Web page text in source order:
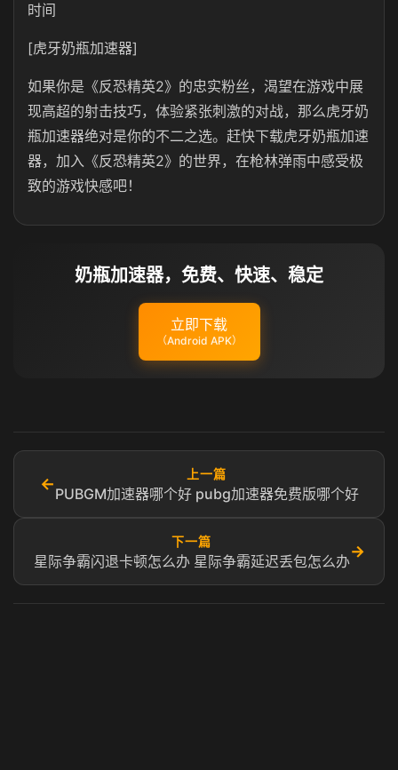
时间
[虎牙奶瓶加速器]
如果你是《反恐精英2》的忠实粉丝，渴望在游戏中展
现高超的射击技巧，体验紧张刺激的对战，那么虎牙奶
瓶加速器绝对是你的不二之选。赶快下载虎牙奶瓶加速
器，加入《反恐精英2》的世界，在枪林弹雨中感受极
致的游戏快感吧！
奶瓶加速器，免费、快速、稳定
立即下载
（Android APK）
←
上一篇
PUBGM加速器哪个好 pubg加速器免费版哪个好
下一篇
星际争霸闪退卡顿怎么办 星际争霸延迟丢包怎么办
→